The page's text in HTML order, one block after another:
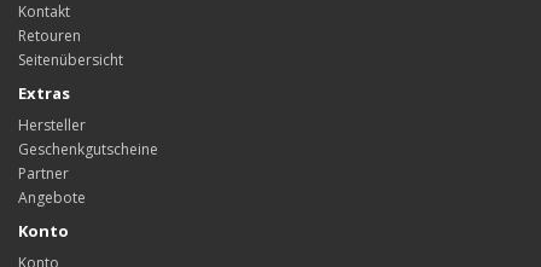
Kontakt
Retouren
Seitenübersicht
Extras
Hersteller
Geschenkgutscheine
Partner
Angebote
Konto
Konto